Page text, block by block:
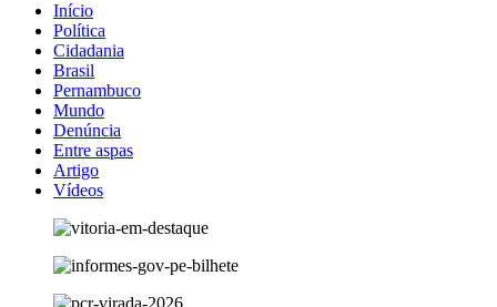
Início
Política
Cidadania
Brasil
Pernambuco
Mundo
Denúncia
Entre aspas
Artigo
Vídeos